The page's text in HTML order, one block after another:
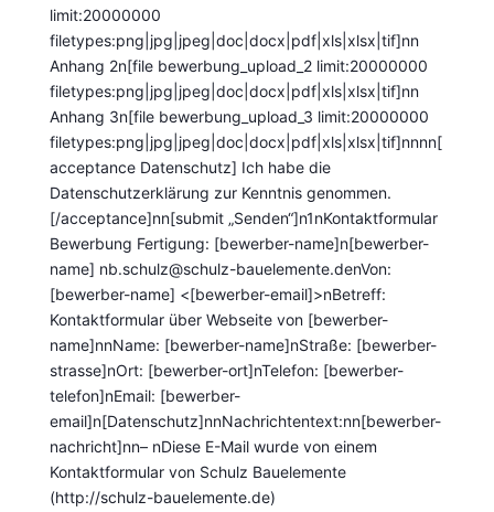
limit:20000000
filetypes:png|jpg|jpeg|doc|docx|pdf|xls|xlsx|tif]nn
Anhang 2n[file bewerbung_upload_2 limit:20000000
filetypes:png|jpg|jpeg|doc|docx|pdf|xls|xlsx|tif]nn
Anhang 3n[file bewerbung_upload_3 limit:20000000
filetypes:png|jpg|jpeg|doc|docx|pdf|xls|xlsx|tif]nnnn[
acceptance Datenschutz] Ich habe die
Datenschutzerklärung zur Kenntnis genommen.
[/acceptance]nn[submit „Senden“]n1nKontaktformular
Bewerbung Fertigung: [bewerber-name]n[bewerber-
name] nb.schulz@schulz-bauelemente.denVon:
[bewerber-name] <[bewerber-email]>nBetreff:
Kontaktformular über Webseite von [bewerber-
name]nnName: [bewerber-name]nStraße: [bewerber-
strasse]nOrt: [bewerber-ort]nTelefon: [bewerber-
telefon]nEmail: [bewerber-
email]n[Datenschutz]nnNachrichtentext:nn[bewerber-
nachricht]nn– nDiese E-Mail wurde von einem
Kontaktformular von Schulz Bauelemente
(http://schulz-bauelemente.de)